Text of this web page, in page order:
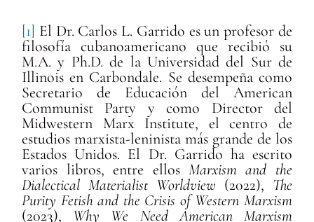
[1] El Dr. Carlos L. Garrido es un profesor de
filosofía cubanoamericano que recibió su
M.A. y Ph.D. de la Universidad del Sur de
Illinois en Carbondale. Se desempeña como
Secretario de Educación del American
Communist Party y como Director del
Midwestern Marx Institute, el centro de
estudios marxista-leninista más grande de los
Estados Unidos. El Dr. Garrido ha escrito
varios libros, entre ellos Marxism and the
Dialectical Materialist Worldview (2022), The
Purity Fetish and the Crisis of Western Marxism
(2023), Why We Need American Marxism